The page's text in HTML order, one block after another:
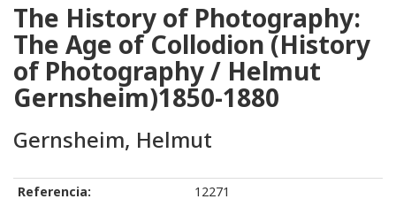
The History of Photography:
The Age of Collodion (History
of Photography / Helmut
Gernsheim)1850-1880
Gernsheim, Helmut
Referencia:
12271